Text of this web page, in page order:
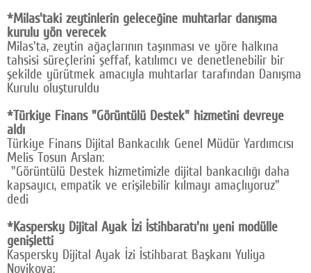
*Milas'taki zeytinlerin geleceğine muhtarlar danışma
kurulu yön verecek
Milas'ta, zeytin ağaçlarının taşınması ve yöre halkına
tahsisi süreçlerini şeffaf, katılımcı ve denetlenebilir bir
şekilde yürütmek amacıyla muhtarlar tarafından Danışma
Kurulu oluşturuldu
*Türkiye Finans "Görüntülü Destek" hizmetini devreye
aldı
Türkiye Finans Dijital Bankacılık Genel Müdür Yardımcısı
Melis Tosun Arslan:
"Görüntülü Destek hizmetimizle dijital bankacılığı daha
kapsayıcı, empatik ve erişilebilir kılmayı amaçlıyoruz"
dedi
*Kaspersky Dijital Ayak İzi İstihbaratı'nı yeni modülle
genişletti
Kaspersky Dijital Ayak İzi İstihbarat Başkanı Yuliya
Novikova: